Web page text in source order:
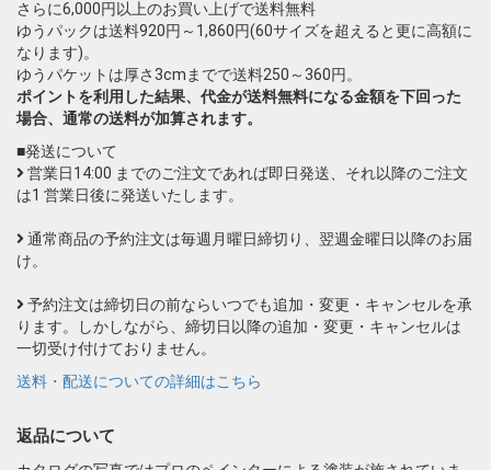
さらに6,000円以上のお買い上げで送料無料
ゆうパックは送料920円～1,860円(60サイズを超えると更に高額に
なります)。
ゆうパケットは厚さ3cmまでで送料250～360円。
ポイントを利用した結果、代金が送料無料になる金額を下回った
場合、通常の送料が加算されます。
■発送について
営業日14:00 までのご注文であれば即日発送、それ以降のご注文
は1 営業日後に発送いたします。
通常商品の予約注文は毎週月曜日締切り、翌週金曜日以降のお届
け。
予約注文は締切日の前ならいつでも追加・変更・キャンセルを承
ります。しかしながら、締切日以降の追加・変更・キャンセルは
一切受け付けておりません。
送料・配送についての詳細はこちら
返品について